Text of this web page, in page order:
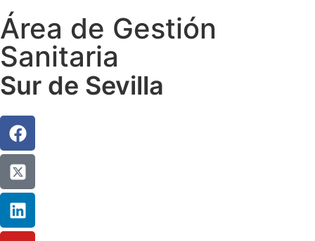
Área de Gestión
Sanitaria
Sur de Sevilla